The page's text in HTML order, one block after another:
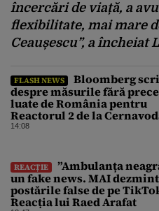
încercări de viață, a
flexibilitate, mai mare
Ceaușescu”, a încheiat
FLASH NEWS
Bloomberg
despre măsurile fără
luate de România pentru
Reactorul 2 de la
Operațiunea a mai câștigat
14:08
REACȚIE
”Ambulanța
un fake news. MAI
postările false de pe
Reacția lui Raed Arafat